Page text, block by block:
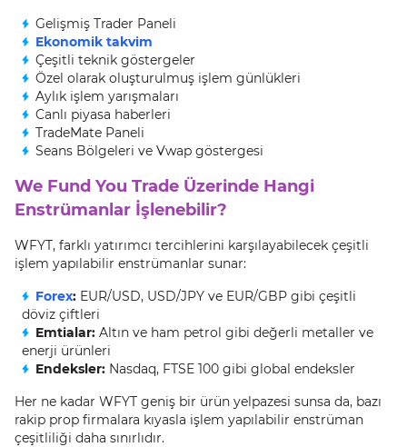
Gelişmiş Trader Paneli
Ekonomik takvim
Çeşitli teknik göstergeler
Özel olarak oluşturulmuş işlem günlükleri
Aylık işlem yarışmaları
Canlı piyasa haberleri
TradeMate Paneli
Seans Bölgeleri ve Vwap göstergesi
We Fund You Trade Üzerinde Hangi
Enstrümanlar İşlenebilir?
WFYT, farklı yatırımcı tercihlerini karşılayabilecek çeşitli
işlem yapılabilir enstrümanlar sunar:
Forex: EUR/USD, USD/JPY ve EUR/GBP gibi çeşitli
döviz çiftleri
Emtialar: Altın ve ham petrol gibi değerli metaller ve
enerji ürünleri
Endeksler: Nasdaq, FTSE 100 gibi global endeksler
Her ne kadar WFYT geniş bir ürün yelpazesi sunsa da, bazı
rakip prop firmalara kıyasla işlem yapılabilir enstrüman
çeşitliliği daha sınırlıdır.